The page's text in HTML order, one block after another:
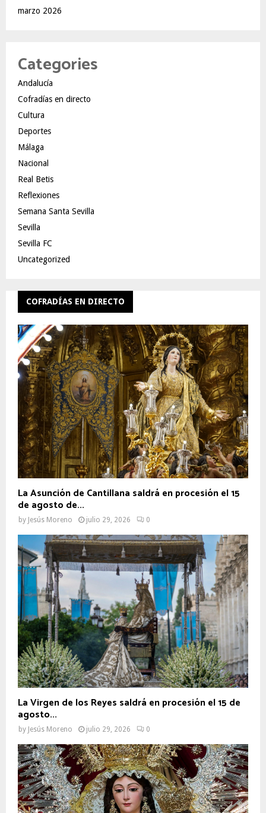
marzo 2026
Categories
Andalucía
Cofradías en directo
Cultura
Deportes
Málaga
Nacional
Real Betis
Reflexiones
Semana Santa Sevilla
Sevilla
Sevilla FC
Uncategorized
COFRADÍAS EN DIRECTO
La Asunción de Cantillana saldrá en procesión el 15
de agosto de...
by Jesús Moreno julio 29, 2026 0
La Virgen de los Reyes saldrá en procesión el 15 de
agosto...
by Jesús Moreno julio 29, 2026 0